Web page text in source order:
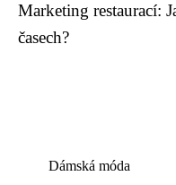
Marketing restaurací:
časech?
Dámská móda